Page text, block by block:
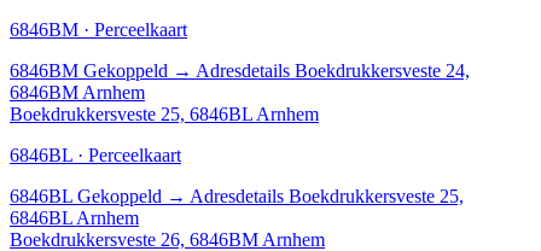
6846BM · Perceelkaart
6846BM Gekoppeld → Adresdetails Boekdrukkersveste 24,
6846BM Arnhem
Boekdrukkersveste 25, 6846BL Arnhem
6846BL · Perceelkaart
6846BL Gekoppeld → Adresdetails Boekdrukkersveste 25,
6846BL Arnhem
Boekdrukkersveste 26, 6846BM Arnhem